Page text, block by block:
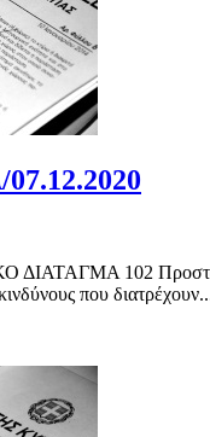
ΔΙΑΤΑΓΜΑ 102
που